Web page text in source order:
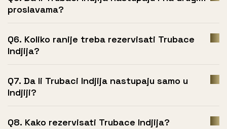
proslavama?
Q6. Koliko ranije treba rezervisati Trubace
Indjija?
Q7. Da li Trubaci Indjija nastupaju samo u
Indjiji?
Q8. Kako rezervisati Trubace Indjija?